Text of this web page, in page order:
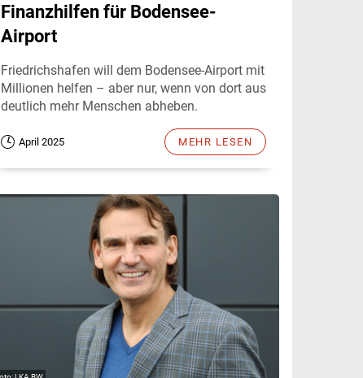
Finanzhilfen für Bodensee-
Airport
Friedrichshafen will dem Bodensee-Airport mit
Millionen helfen – aber nur, wenn von dort aus
deutlich mehr Menschen abheben.
April 2025 MEHR LESEN